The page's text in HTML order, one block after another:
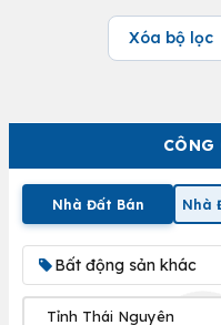
Nhà Đất Bán Nhà
Bất động sản khác
Xóa bộ lọc